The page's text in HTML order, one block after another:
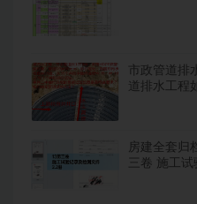
市政管道
道排水工程
房建全套归
三卷 施工